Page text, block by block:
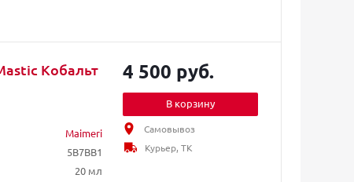
Кобальт
Maimeri
5B7BB1
20 мл
4 500 руб.
В корзину
Самовывоз
Курьер, ТК